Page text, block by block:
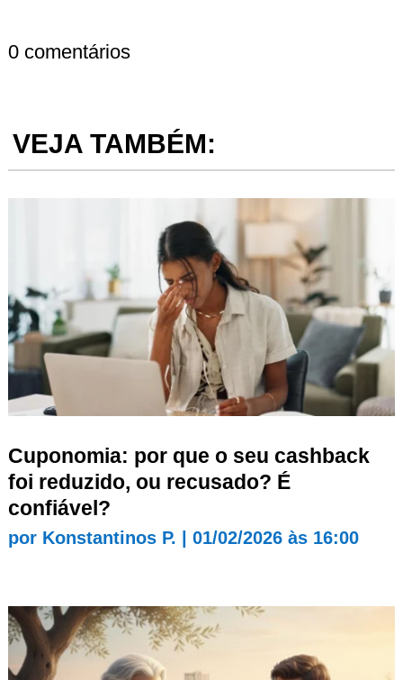
0 comentários
VEJA TAMBÉM:
Cuponomia: por que o seu cashback
foi reduzido, ou recusado? É
confiável?
por Konstantinos P. 01/02/2026 às 16:00